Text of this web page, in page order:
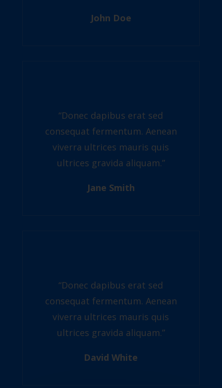
John Doe
“Donec dapibus erat sed
consequat fermentum. Aenean
viverra ultrices mauris quis
ultrices gravida aliquam.”
Jane Smith
“Donec dapibus erat sed
consequat fermentum. Aenean
viverra ultrices mauris quis
ultrices gravida aliquam.”
David White